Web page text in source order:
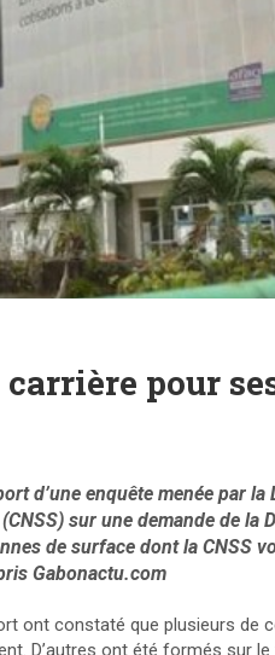
pour
d’une enquête menée par
sur une demande de la
de surface dont la CNSS
Gabonactu.com
ont constaté que plusieurs de
D’autres ont été formés sur